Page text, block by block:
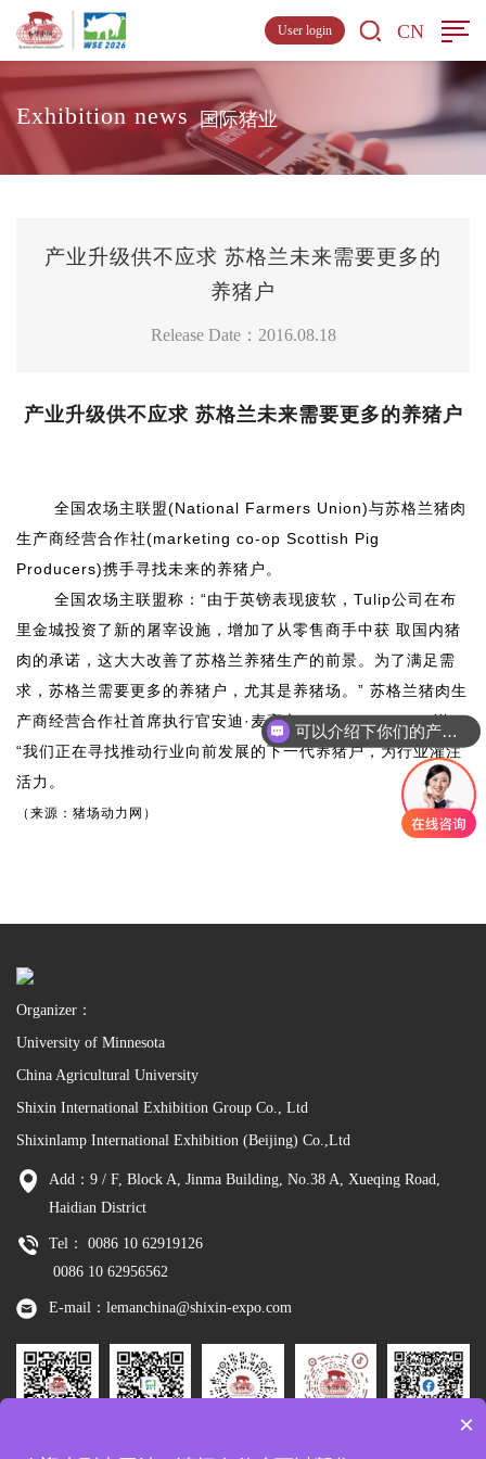
CN
User login
Exhibition news 国际猪业
产业升级供不应求 苏格兰未来需要更多的
养猪户
Release Date：2016.08.18
产业升级供不应求 苏格兰未来需要更多的养猪户
全国农场主联盟(National Farmers Union)与苏格兰猪肉
生产商经营合作社(marketing co-op Scottish Pig
Producers)携手寻找未来的养猪户。
全国农场主联盟称： “由于英镑表现疲软， Tulip公司在布
里金城投资了新的屠宰设施，增加了从零售商手中获 取国内猪
肉的承诺，这大大改善了苏格兰养猪生产的前景。为了满足需
求，苏格兰需要更多的养猪户，尤其是养猪场。 ” 苏格兰猪肉生
产商经营合作社首席执行官安迪· 麦高文(Andy McGowan)说：
“我们正在寻找推动行业向前发展的下一代养猪户，为行业灌注
活力。
（来源：猪场动力网）
Organizer：
University of Minnesota
China Agricultural University
Shixin International Exhibition Group Co., Ltd
Shixinlamp International Exhibition (Beijing) Co.,Ltd
Add：9 / F, Block A, Jinma Building, No.38 A, Xueqing Road,
Haidian District
Tel： 0086 10 62919126
0086 10 62956562
E-mail：lemanchina@shixin-expo.com
可以介绍下你们的产品么
×